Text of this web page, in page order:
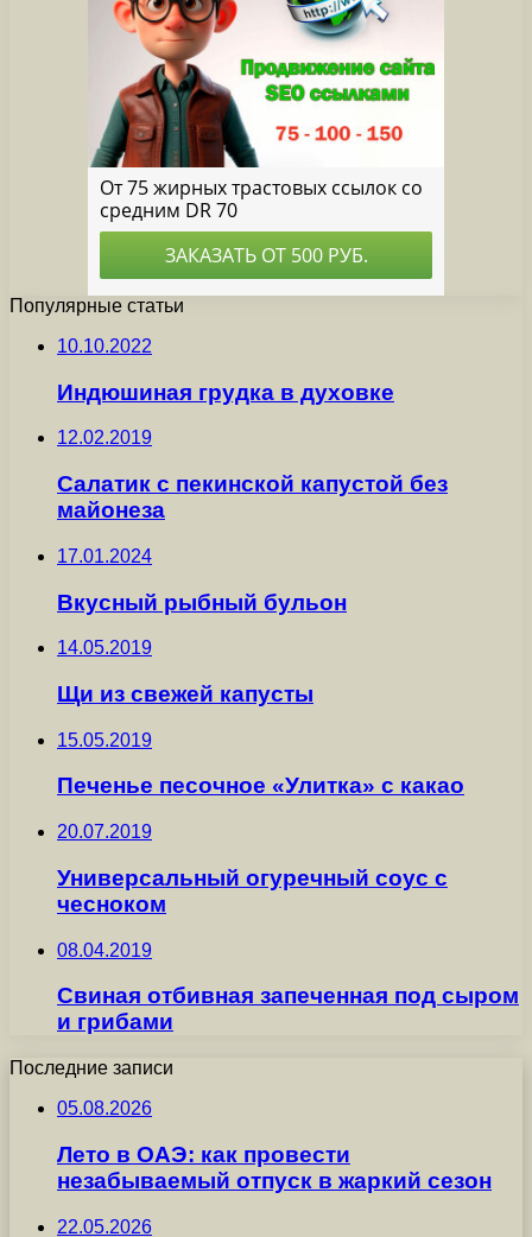
Популярные статьи
10.10.2022
Индюшиная грудка в духовке
12.02.2019
Салатик с пекинской капустой без
майонеза
17.01.2024
Вкусный рыбный бульон
14.05.2019
Щи из свежей капусты
15.05.2019
Печенье песочное «Улитка» с какао
20.07.2019
Универсальный огуречный соус с
чесноком
08.04.2019
Свиная отбивная запеченная под сыром
и грибами
Последние записи
05.08.2026
Лето в ОАЭ: как провести
незабываемый отпуск в жаркий сезон
22.05.2026